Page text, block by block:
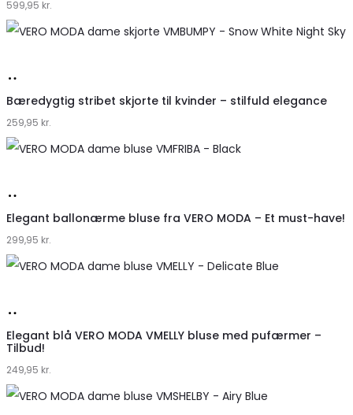
Klædeskabet.dk
599,95 kr.
hos
Klædeskabet.dk
Bæredygtig stribet skjorte til kvinder – stilfuld elegance
259,95 kr.
hos
Klædeskabet.dk
Elegant ballonærme bluse fra VERO MODA – Et must-have!
299,95 kr.
hos
Elegant blå VERO MODA VMELLY bluse med pufærmer –
Tilbud!
249,95 kr.